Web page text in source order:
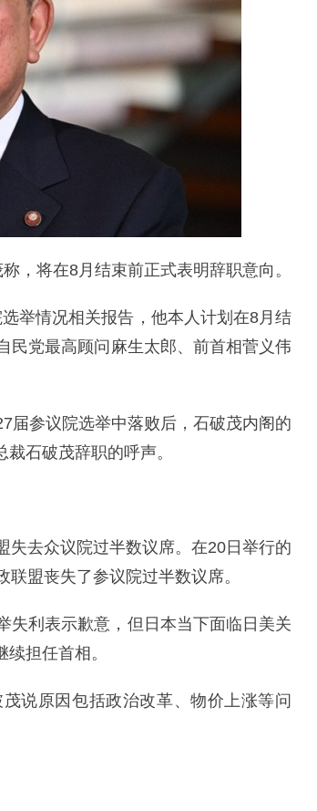
，将在8月结束前正式表明辞职意向。
举情况相关报告，他本人计划在8月结
民党最高顾问麻生太郎、前首相菅义伟
届参议院选举中落败后，石破茂内阁的
石破茂辞职的呼声。
失去众议院过半数议席。在20日举行的
盟丧失了参议院过半数议席。
失利表示歉意，但日本当下面临日美关
担任首相。
说原因包括政治改革、物价上涨等问